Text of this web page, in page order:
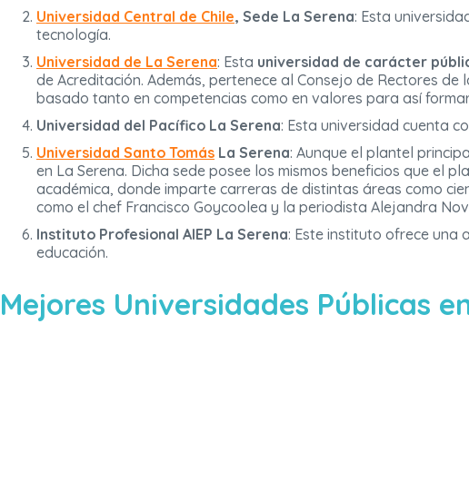
Universidad Central de Chile, Sede La Serena: Esta
tecnología.
Universidad de La Serena: Esta universidad de carácter
de Acreditación. Además, pertenece al Consejo de Rectores
basado tanto en competencias como en valores para así
Universidad del Pacífico La Serena: Esta universidad cuenta
Universidad Santo Tomás La Serena: Aunque el plantel
en La Serena. Dicha sede posee los mismos beneficios que el
académica, donde imparte carreras de distintas áreas como
como el chef Francisco Goycoolea y la periodista Alejandra
Instituto Profesional AIEP La Serena: Este instituto ofrece una
educación.
Mejores Universidades Públicas